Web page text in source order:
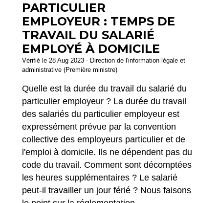
PARTICULIER
EMPLOYEUR : TEMPS DE
TRAVAIL DU SALARIÉ
EMPLOYÉ À DOMICILE
Vérifié le 28 Aug 2023 - Direction de l'information légale et
administrative (Première ministre)
Quelle est la durée du travail du salarié du
particulier employeur ? La durée du travail
des salariés du particulier employeur est
expressément prévue par la convention
collective des employeurs particulier et de
l'emploi à domicile. Ils ne dépendent pas du
code du travail. Comment sont décomptées
les heures supplémentaires ? Le salarié
peut-il travailler un jour férié ? Nous faisons